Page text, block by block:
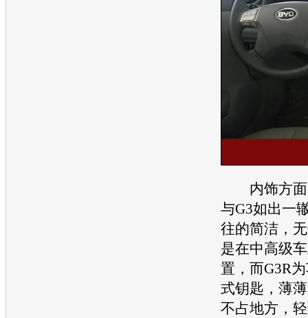
内饰方面
与G3如出一
往的简洁，
是在中高级
置，而G3R
式钥匙，薄
不占地方，